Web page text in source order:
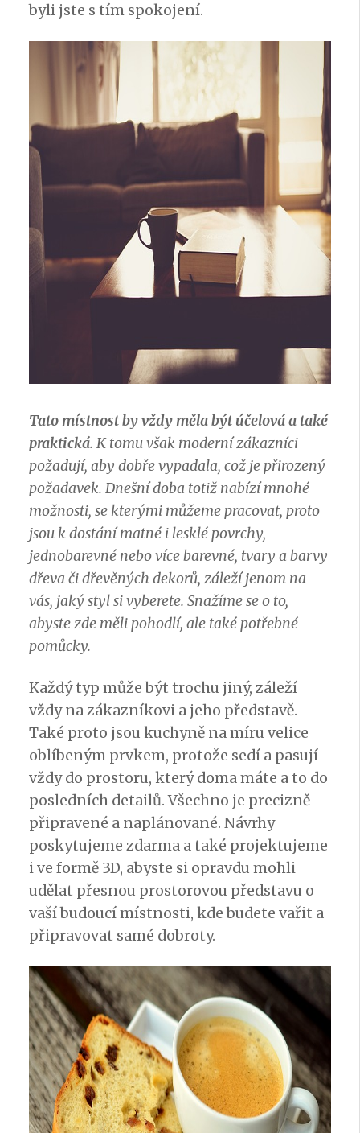
byli jste s tím spokojení.
Tato místnost by vždy měla být účelová a také
praktická. K tomu však moderní zákazníci
požadují, aby dobře vypadala, což je přirozený
požadavek. Dnešní doba totiž nabízí mnohé
možnosti, se kterými můžeme pracovat, proto
jsou k dostání matné i lesklé povrchy,
jednobarevné nebo více barevné, tvary a barvy
dřeva či dřevěných dekorů, záleží jenom na
vás, jaký styl si vyberete. Snažíme se o to,
abyste zde měli pohodlí, ale také potřebné
pomůcky.
Každý typ může být trochu jiný, záleží
vždy na zákazníkovi a jeho představě.
Také proto jsou kuchyně na míru velice
oblíbeným prvkem, protože sedí a pasují
vždy do prostoru, který doma máte a to do
posledních detailů. Všechno je precizně
připravené a naplánované. Návrhy
poskytujeme zdarma a také projektujeme
i ve formě 3D, abyste si opravdu mohli
udělat přesnou prostorovou představu o
vaší budoucí místnosti, kde budete vařit a
připravovat samé dobroty.